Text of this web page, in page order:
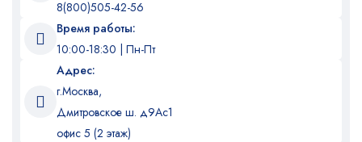
8(800)505-42-56
Время работы:
10:00-18:30 | Пн-Пт
Адрес:
г.Москва,
Дмитровское ш. д9Ас1
офис 5 (2 этаж)